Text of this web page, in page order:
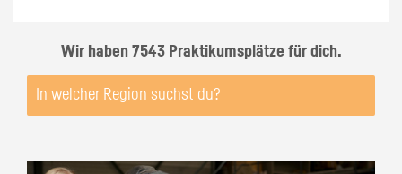
Wir haben 7543 Praktikumsplätze für dich.